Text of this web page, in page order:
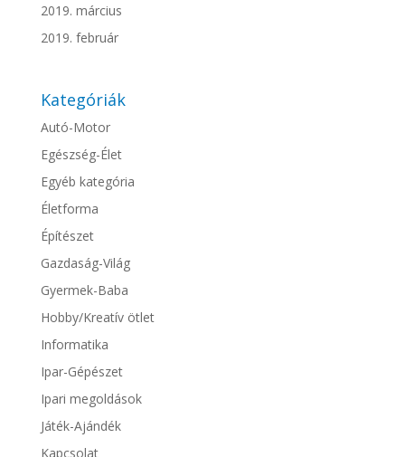
2019. március
2019. február
Kategóriák
Autó-Motor
Egészség-Élet
Egyéb kategória
Életforma
Építészet
Gazdaság-Világ
Gyermek-Baba
Hobby/Kreatív ötlet
Informatika
Ipar-Gépészet
Ipari megoldások
Játék-Ajándék
Kapcsolat